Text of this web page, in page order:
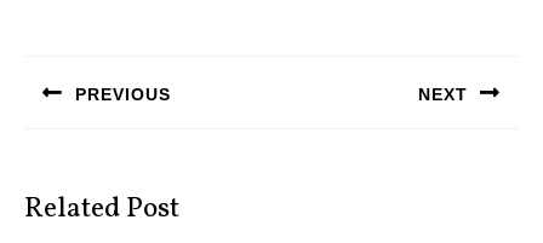
записям
PREVIOUS NEXT
Related Post